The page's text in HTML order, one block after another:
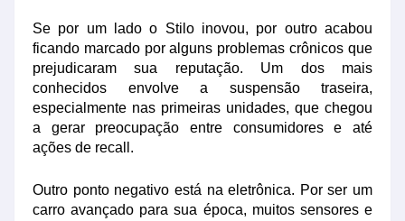
Se por um lado o Stilo inovou, por outro acabou
ficando marcado por alguns problemas crônicos que
prejudicaram sua reputação. Um dos mais
conhecidos envolve a suspensão traseira,
especialmente nas primeiras unidades, que chegou
a gerar preocupação entre consumidores e até
ações de recall.
Outro ponto negativo está na eletrônica. Por ser um
carro avançado para sua época, muitos sensores e